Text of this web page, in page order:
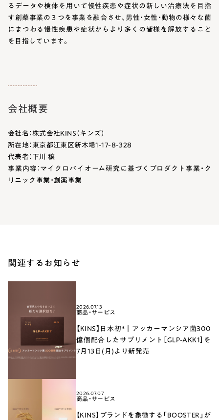
るデータや検体を用いて慢性疾患や症状の新しい治療法を目指
す創薬事業の３つを事業を融合させ、男性・女性・動物の様々な菌
にまつわる慢性疾患や症状からより多くの皆様を解放すること
を目指しています。
会社概要
会社名：株式会社KINS（キンズ）
所在地：東京都江東区新木場1-17-8-328
代表者：下川 穣
事業内容：マイクロバイオーム研究に基づくプロダクト事業・ク
リニック事業・創薬事業
関連するお知らせ
2026.07.13
商品・サービス
【KINS】日本初*｜アッカーマンシア菌300
億個配合したサプリメント［GLP-AKK1］を
7月13日(月)より新発売
2026.07.07
商品・サービス
【KINS】ブランドを象徴する「BOOSTER」が